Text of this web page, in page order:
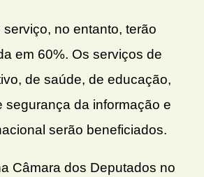
no entanto, terão
em 60%. Os serviços de
de saúde, de educação,
segurança da informação e
serão beneficiados.
Câmara dos Deputados no